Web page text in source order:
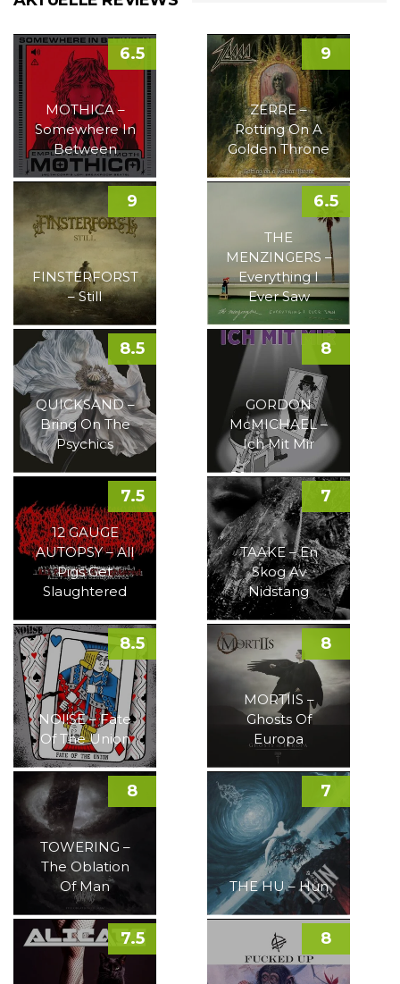
MOTHICA –
Somewhere In
Between
6.5
ZERRE –
Rotting On A
Golden Throne
9
FINSTERFORST
– Still
9
THE
MENZINGERS –
Everything I
Ever Saw
6.5
QUICKSAND –
Bring On The
Psychics
8.5
GORDON
McMICHAEL –
Ich Mit Mir
8
12 GAUGE
AUTOPSY – All
Pigs Get
Slaughtered
7.5
TAAKE – En
Skog Av
Nidstang
7
NOI!SE – Fate
Of The Union
8.5
MORTIIS –
Ghosts Of
Europa
8
TOWERING –
The Oblation
Of Man
8
THE HU – Hun
7
7.5 8